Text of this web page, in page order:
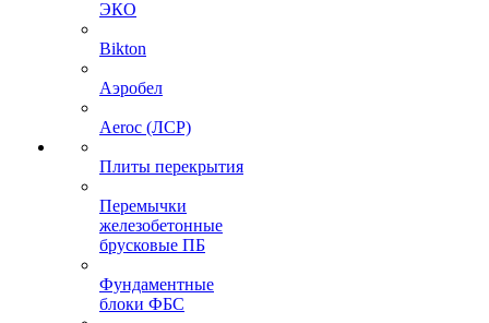
ЭКО
Bikton
Аэробел
Aeroc (ЛСР)
Плиты перекрытия
Перемычки
железобетонные
брусковые ПБ
Фундаментные
блоки ФБС